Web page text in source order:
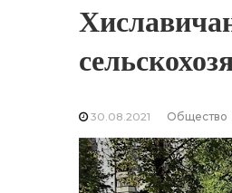
30.08.2021 Общество